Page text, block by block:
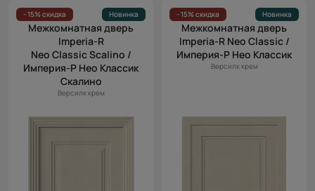
- 15% скидка Новинка
Межкомнатная дверь
Imperia-R
Neo Classic Scalino /
Империя-Р Нео Классик
Скалино
Версилк крем
- 15% скидка Новинка
Межкомнатная дверь
Imperia-R Neo Classic /
Империя-Р Нео Классик
Версилк крем